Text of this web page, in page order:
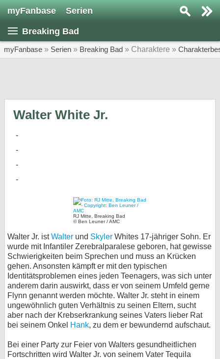
myFanbase Serien
Breaking Bad
myFanbase » Serien » Breaking Bad » Charaktere »
Walter White Jr.
RJ Mitte, Breaking Bad
© Ben Leuner / AMC
Walter Jr. istWalter und Skyler Whites 17-jähriger Sohn. Er
wurde mit Infantiler Zerebralparalese geboren, hat gewisse
Schwierigkeiten beim Sprechen und muss an Krücken
gehen. Ansonsten kämpft er mit den typischen
Identitätsproblemen eines jeden Teenagers, was sich unter
anderem darin auswirkt, dass er von seinem Umfeld gerne
Flynn genannt werden möchte. Walter Jr. steht in einem
ungewöhnlich guten Verhältnis zu seinen Eltern, sucht
aber nach der Krebserkrankung seines Vaters lieber Rat
bei seinem Onkel Hank, zu dem er bewundernd aufschaut.
Bei einer Party zur Feier von Walters gesundheitlichen
Fortschritten wird Walter Jr. von seinem Vater Tequila
SERIEN
bei X
bei Facebook
Kontakt
Nutzungsbedingungen
Datenschutz
Cookie-Einstellungen